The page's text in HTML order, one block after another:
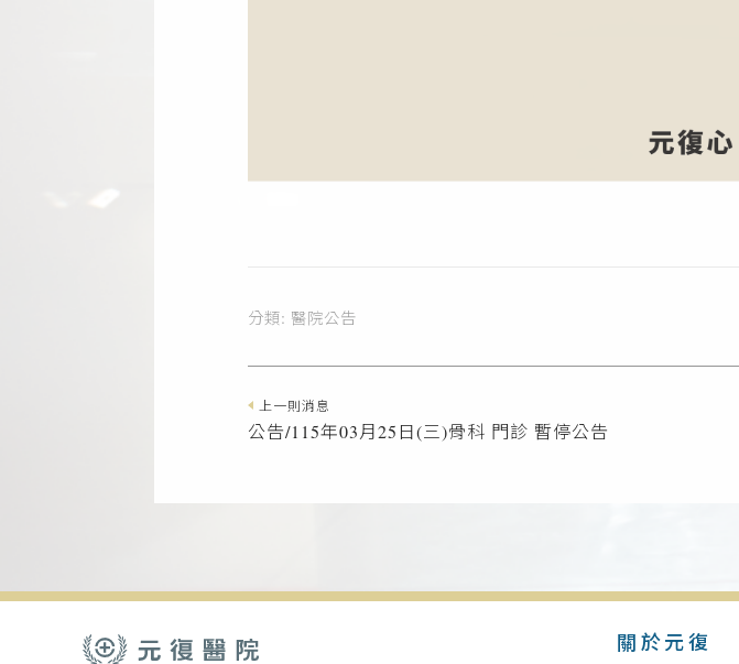
分類: 醫院公告
上一則消息
公告/115年03月25日(三)骨科 門診 暫停公告
關於元復